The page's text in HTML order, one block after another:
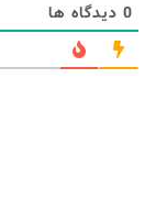
0 دیدگاه ها